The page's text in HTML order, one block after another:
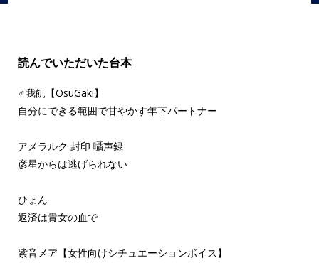
読んでいただいた台本
♂我飢【OsuGaki】
自分にできる範囲で甘やかす年下パートナー
アメラルク 封印 囁声録
彦星からは逃げられない
ひょん
返済は貴女の血で
紫音メア【女性向けシチュエーションボイス】